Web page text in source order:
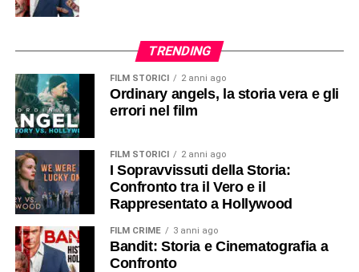
TRENDING
FILM STORICI 2 anni ago
Ordinary angels, la storia vera e gli
errori nel film
FILM STORICI 2 anni ago
I Sopravvissuti della Storia:
Confronto tra il Vero e il
Rappresentato a Hollywood
FILM CRIME 3 anni ago
Bandit: Storia e Cinematografia a
Confronto